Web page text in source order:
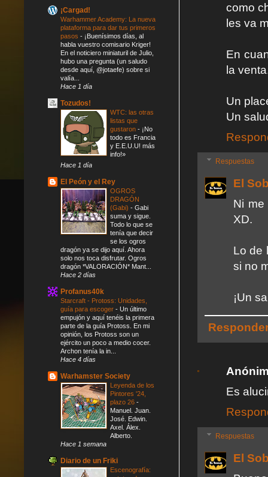
como
les va
En
la
Un
Un
Respuestas
El
Ni me
XD.
Lo de
si no
¡Un
Es
Respuestas
El
¡Cargad!
Warhammer Academy: La nueva
plataforma para dar tus primeros
pasos - ¡Buenísimos días, al
habla vuestro comisario Kriger!
En el noticiero miniaturil de Julio,
hubo una pregunta (un saludo
desde aquí, @jotaefe) sobre si
valía...
Hace 1 día
Tozudos!
WTC: las otras
listas que
gustaron - ¡No
todo es Francia
y E.E.U.U! más
info!»
Hace 1 día
El Peón y el Rey
OGROS
DRAGÓN
(Gabi) - Gabi
suma y sigue.
Todo lo que se
tenía que decir
se los ogros
dragón ya se dijo aquí. Ahora
solo nos toca disfrutar. Ogros
dragón *VALORACIÓN* Mant...
Hace 2 días
Profanus40k
Starcraft - Protoss: Unidades,
guía para escoger - Un último
empujón y aquí tenéis la primera
parte de la guía Protoss. En mi
opinión, los Protoss son un
ejército un poco a medio cocer.
Archon tenía la in...
Hace 4 días
Warhamster Society
Leyenda de los
Pintores '24,
plazo 26 -
Manuel. Juan.
José. Edwin.
Axel. Álex.
Alberto.
Hace 1 semana
Diario de un Friki
Escenografía: